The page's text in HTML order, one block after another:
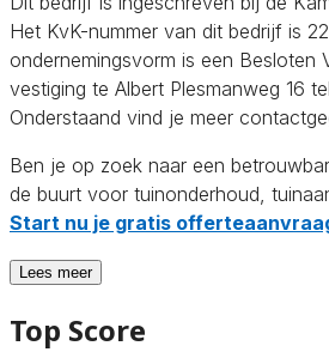
Het KvK-nummer van dit bedrijf is
ondernemingsvorm is een Besloten
vestiging te Albert Plesmanweg 16
Onderstaand vind je meer
Ben je op zoek naar een
de buurt voor tuinonderhoud,
Start nu je gratis
Lees meer
Top Score